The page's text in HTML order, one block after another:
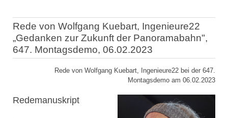
Rede von Wolfgang Kuebart, Ingenieure22
„Gedanken zur Zukunft der Panoramabahn",
647. Montagsdemo, 06.02.2023
Rede von Wolfgang Kuebart, Ingenieure22 bei der 647.
Montagsdemo am 06.02.2023
Redemanuskript